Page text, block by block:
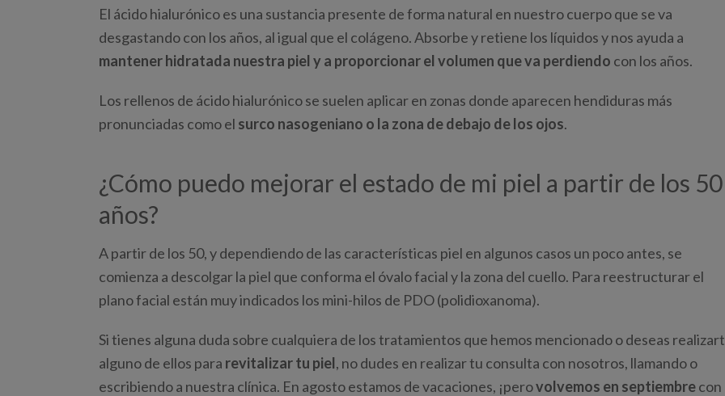
El ácido hialurónico es una sustancia presente de forma natural en nuestro cuerpo que se va
desgastando con los años, al igual que el colágeno. Absorbe y retiene los líquidos y nos ayuda a
mantener hidratada nuestra piel y a proporcionar el volumen que va perdiendo con los años.
Los rellenos de ácido hialurónico se suelen aplicar en zonas donde aparecen hendiduras más
pronunciadas como el surco nasogeniano o la zona de debajo de los ojos.
¿Cómo puedo mejorar el estado de mi piel a partir de los 50
años?
A partir de los 50, y dependiendo de las características piel en algunos casos un poco antes, se
comienza a descolgar la piel que conforma el óvalo facial y la zona del cuello. Para reestructurar el
plano facial están muy indicados los mini-hilos de PDO (polidioxanoma).
Si tienes alguna duda sobre cualquiera de los tratamientos que hemos mencionado o deseas
alguno de ellos para revitalizar tu piel, no dudes en realizar tu consulta con nosotros, llamando o
escribiendo a nuestra clínica. En agosto estamos de vacaciones, ¡perovolvemos en septiembrecon